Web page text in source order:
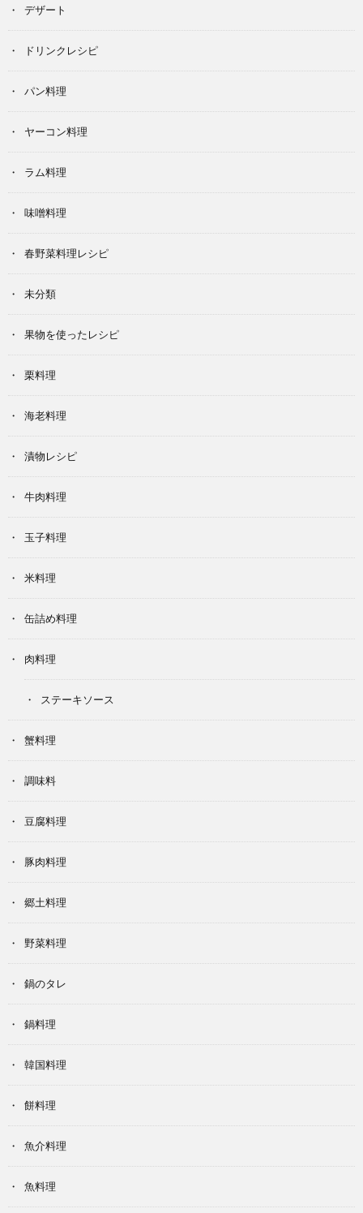
デザート
ドリンクレシピ
パン料理
ヤーコン料理
ラム料理
味噌料理
春野菜料理レシピ
未分類
果物を使ったレシピ
栗料理
海老料理
漬物レシピ
牛肉料理
玉子料理
米料理
缶詰め料理
肉料理
ステーキソース
蟹料理
調味料
豆腐料理
豚肉料理
郷土料理
野菜料理
鍋のタレ
鍋料理
韓国料理
餅料理
魚介料理
魚料理